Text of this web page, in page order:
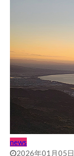
news
2026年01月05日